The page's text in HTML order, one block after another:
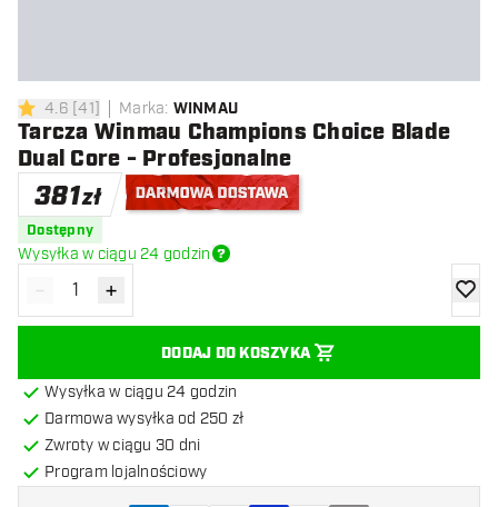
4.6 gwiazdki oceny
4.6 [41] Marka: WINMAU
Tarcza Winmau Champions Choice Blade
Dual Core - Profesjonalne
381zł
Dostępny
Wysyłka w ciągu 24 godzin
Zmniejsz ilość
- Zwiększ ilość
+
DODAJ DO KOSZYKA
Wysyłka w ciągu 24 godzin
Darmowa wysyłka od 250 zł
Zwroty w ciągu 30 dni
Program lojalnościowy